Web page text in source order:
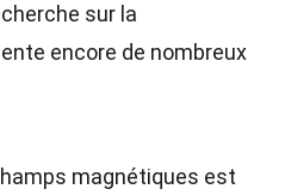
sur la
encore de nombreux
magnétiques est